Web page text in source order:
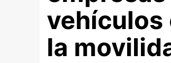
vehículos
la